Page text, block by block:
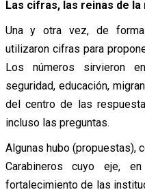
Las cifras, las reinas de la
Una y otra vez, de forma
utilizaron cifras para
Los números sirvieron
seguridad, educación,
del centro de las
incluso las preguntas.
Algunas hubo (propuestas),
Carabineros cuyo eje,
fortalecimiento de las